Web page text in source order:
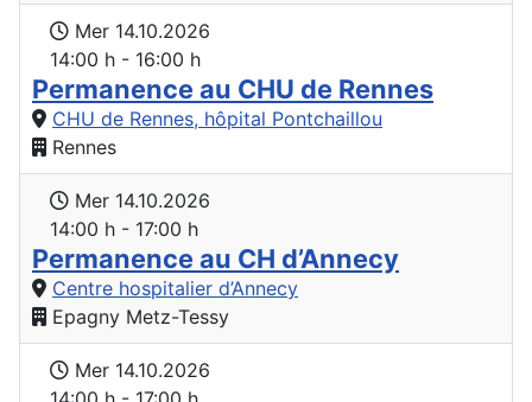
Mer 14.10.2026
14:00 h - 16:00 h
Permanence au CHU de Rennes
CHU de Rennes, hôpital Pontchaillou
Rennes
Mer 14.10.2026
14:00 h - 17:00 h
Permanence au CH d’Annecy
Centre hospitalier d’Annecy
Epagny Metz-Tessy
Mer 14.10.2026